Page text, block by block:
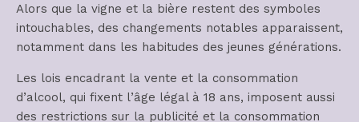
Alors que la vigne et la bière restent des symboles
intouchables, des changements notables apparaissent,
notamment dans les habitudes des jeunes générations.
Les lois encadrant la vente et la consommation
d’alcool, qui fixent l’âge légal à 18 ans, imposent aussi
des restrictions sur la publicité et la consommation